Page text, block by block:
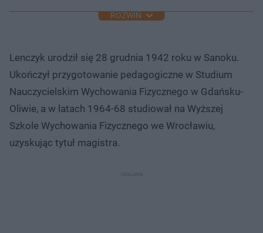
ROZWIŃ
Lenczyk urodził się 28 grudnia 1942 roku w Sanoku.
Ukończył przygotowanie pedagogiczne w Studium
Nauczycielskim Wychowania Fizycznego w Gdańsku-
Oliwie, a w latach 1964-68 studiował na Wyższej
Szkole Wychowania Fizycznego we Wrocławiu,
uzyskując tytuł magistra.